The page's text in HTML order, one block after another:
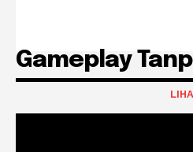
Gameplay